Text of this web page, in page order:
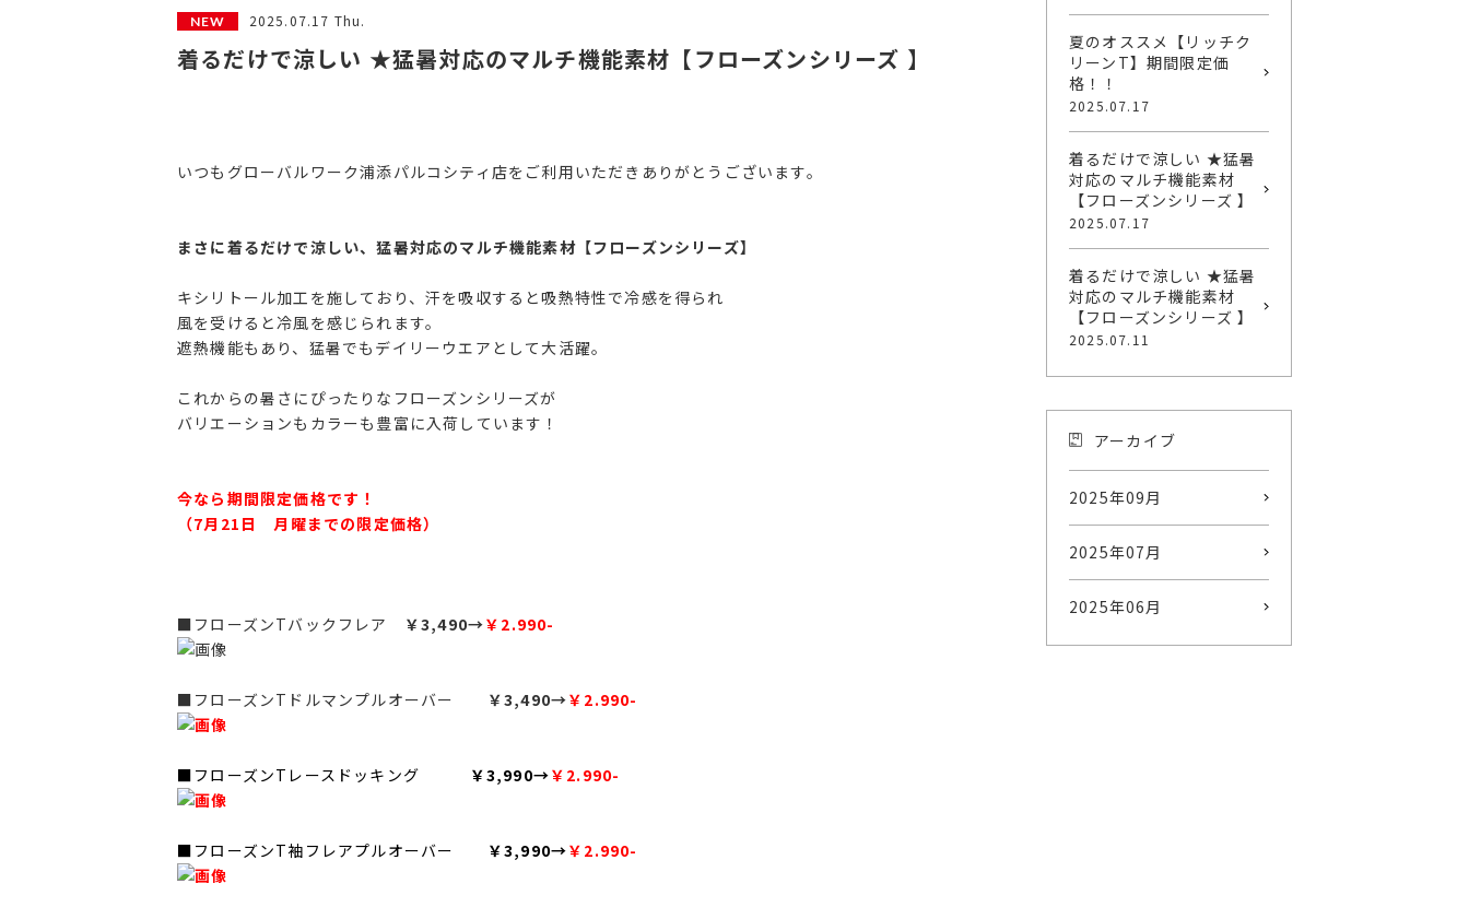
2025.07.17 Thu.
着るだけで涼しい ★猛暑対応のマルチ機能素材【フローズンシリーズ 】
いつもグローバルワーク浦添パルコシティ店をご利用いただきありがとうございます。
まさに着るだけで涼しい、猛暑対応のマルチ機能素材【フローズンシリーズ】
キシリトール加工を施しており、汗を吸収すると吸熱特性で冷感を得られ
風を受けると冷風を感じられます。
遮熱機能もあり、猛暑でもデイリーウエアとして大活躍。
これからの暑さにぴったりなフローズンシリーズが
バリエーションもカラーも豊富に入荷しています！
今なら期間限定価格です！
（7月21日 月曜までの限定価格）
■フローズンTバックフレア ￥3,490→￥2.990-
■フローズンTドルマンプルオーバー ￥3,490→￥2.990-
■フローズンTレースドッキング ￥3,990→￥2.990-
■フローズンT袖フレアプルオーバー ￥3,990→￥2.990-
夏のオススメ【リッチク
リーンT】期間限定価
格！！
2025.07.17
着るだけで涼しい ★猛暑
対応のマルチ機能素材
【フローズンシリーズ 】
2025.07.17
着るだけで涼しい ★猛暑
対応のマルチ機能素材
【フローズンシリーズ 】
2025.07.11
アーカイブ
2025年09月
2025年07月
2025年06月